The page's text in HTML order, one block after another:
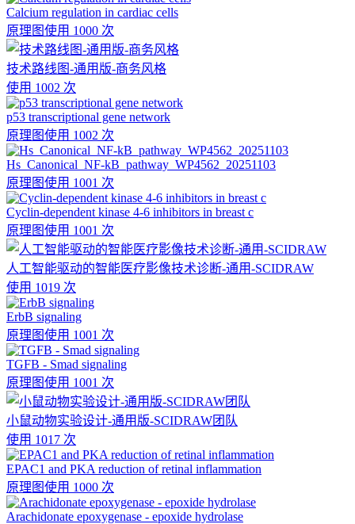
Calcium regulation in cardiac cells
原理图使用 1000 次
技术路线图-通用版-商务风格
使用 1002 次
p53 transcriptional gene network
原理图使用 1002 次
Hs_Canonical_NF-kB_pathway_WP4562_20251103
原理图使用 1001 次
Cyclin-dependent kinase 4-6 inhibitors in breast c
原理图使用 1001 次
人工智能驱动的智能医疗影像技术诊断-通用-SCIDRAW
使用 1019 次
ErbB signaling
原理图使用 1001 次
TGFB - Smad signaling
原理图使用 1001 次
小鼠动物实验设计-通用版-SCIDRAW团队
使用 1017 次
EPAC1 and PKA reduction of retinal inflammation
原理图使用 1000 次
Arachidonate epoxygenase - epoxide hydrolase